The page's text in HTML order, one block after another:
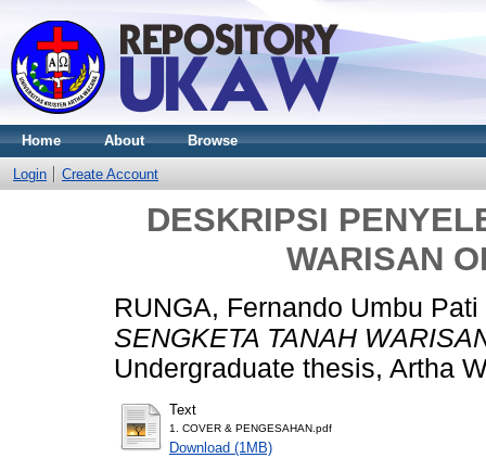
Home About Browse
Login Create Account
DESKRIPSI
WARISAN
RUNGA, Fernando Umbu Pati
SENGKETA TANAH
Undergraduate thesis, Artha
Text
1. COVER & PENGESAHAN.pdf
Download (1MB)